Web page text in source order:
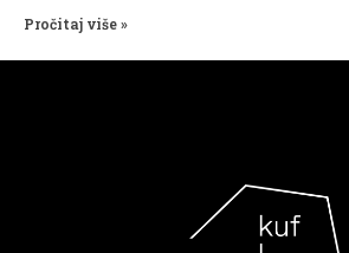
Pročitaj više »